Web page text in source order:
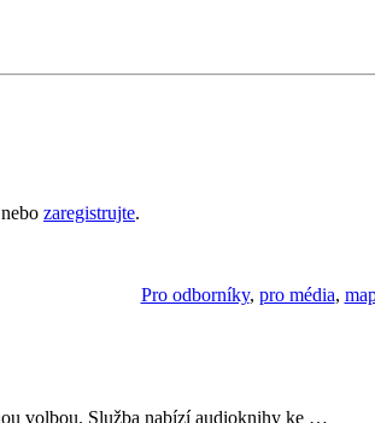
nebo zaregistrujte.
Pro odborníky, pro média,
volbou. Služba nabízí audioknihy ke …